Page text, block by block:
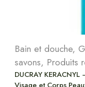
Bain et douche,
savons, Produits
DUCRAY